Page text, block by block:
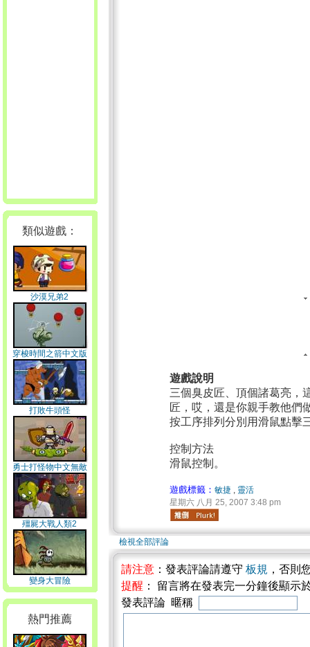
類似遊戲：
沙漠兄弟2
穿梭時間之箭中文版
打敗牛頭怪
勇士打怪物中文無敵
版
殭屍大戰人類2
變身大冒險
熱門推薦
遊戲說明
三個臭皮匠、頂個諸葛亮，
匠，哎，還是你親手教他們
按工序排列分別用滑鼠點擊
控制方法
滑鼠控制。
遊戲標籤：敏捷 , 靈活
星期六 八月 25, 2007 3:48 pm
檢視全部評論
請注意 ：發表評論請遵守 板規 ，否則
提醒 ： 留言將在發表完一分鐘後顯示
發表評論 暱稱